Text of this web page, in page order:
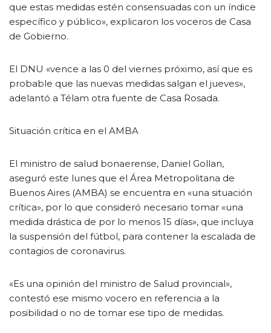
que estas medidas estén consensuadas con un índice
específico y público», explicaron los voceros de Casa
de Gobierno.
El DNU «vence a las 0 del viernes próximo, así que es
probable que las nuevas medidas salgan el jueves»,
adelantó a Télam otra fuente de Casa Rosada.
Situación crítica en el AMBA
El ministro de salud bonaerense, Daniel Gollan,
aseguró este lunes que el Área Metropolitana de
Buenos Aires (AMBA) se encuentra en «una situación
crítica», por lo que consideró necesario tomar «una
medida drástica de por lo menos 15 días», que incluya
la suspensión del fútbol, para contener la escalada de
contagios de coronavirus.
«Es una opinión del ministro de Salud provincial»,
contestó ese mismo vocero en referencia a la
posibilidad o no de tomar ese tipo de medidas.